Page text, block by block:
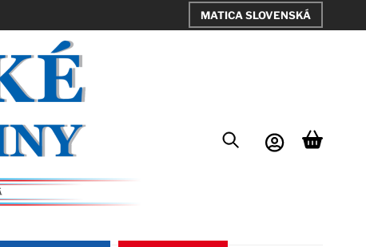
MATICA SLOVENSKÁ